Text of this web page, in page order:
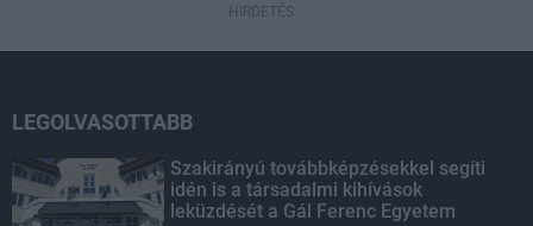
HIRDETÉS
LEGOLVASOTTABB
Szakirányú továbbképzésekkel segíti
idén is a társadalmi kihívások
leküzdését a Gál Ferenc Egyetem